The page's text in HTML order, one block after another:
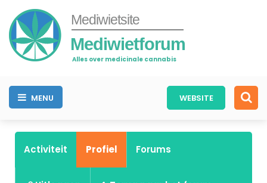
Mediwietsite
Mediwietforum
Alles over medicinale cannabis
MENU WEBSITE
Activiteit Profiel Forums